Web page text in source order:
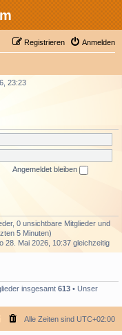
Anmelden
Registrieren
23:23
Angemeldet bleiben
0 unsichtbare Mitglieder und
5 Minuten)
28. Mai 2026, 10:37 gleichzeitig
insgesamt 613 • Unser
Alle Zeiten sind UTC+02:00